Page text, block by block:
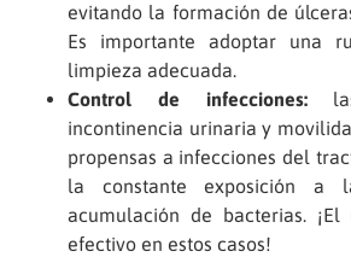
evitando la formación de
Es importante adoptar una
limpieza adecuada.
Control de infecciones:las
incontinencia urinaria y
propensas a infecciones del
la constante exposición a
acumulación de bacterias.
efectivo en estos casos!